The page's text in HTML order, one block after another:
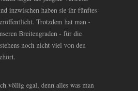
inzwischen haben sie ihr fünftes
Trotzdem hat man -
Breitengraden - für die
noch nicht viel von den
völlig egal, denn alles was man